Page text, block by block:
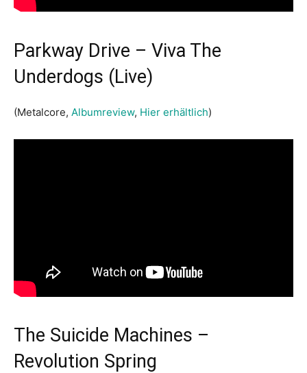
Parkway Drive – Viva The
Underdogs (Live)
(Metalcore, Albumreview, Hier erhältlich)
The Suicide Machines –
Revolution Spring